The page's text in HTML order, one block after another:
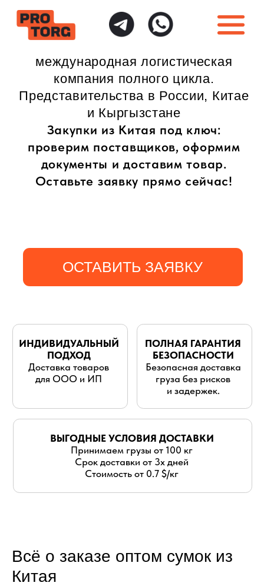
Представительства в России, Китае
и Кыргызстане
Закупки из Китая под ключ:
проверим поставщиков, оформим
документы и доставим товар.
Оставьте заявку прямо сейчас!
ОСТАВИТЬ ЗАЯВКУ
Срок доставки от 3х дней
Стоимость от 0.7 $/кг
Безопасная доставка
груза без рисков
Доставка товаров
для ООО и ИП
Всё о заказе оптом сумок из
Китая